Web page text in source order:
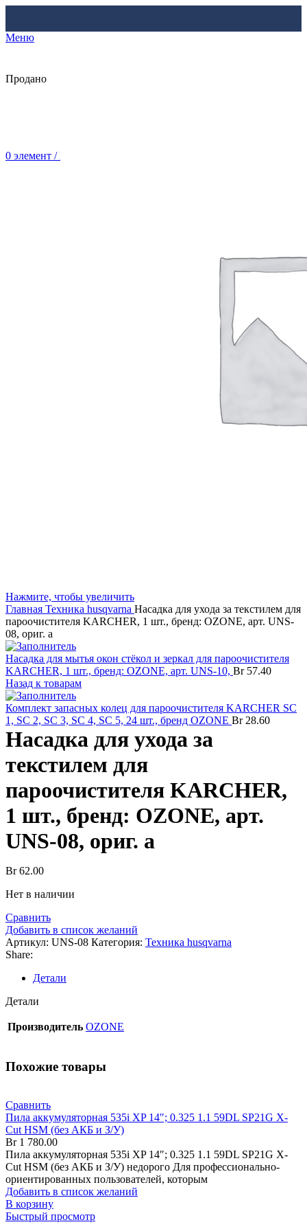
Меню
0 элемент / Br
Продано
Нажмите, чтобы увеличить
Главная Техника husqvarna Насадка для ухода за текстилем для
пароочистителя KARCHER, 1 шт., бренд: OZONE, арт. UNS-
08, ориг. а
Насадка для мытья окон стёкол и зеркал для пароочистителя
KARCHER, 1 шт., бренд: OZONE, арт. UNS-10, Br57.40
Назад к товарам
Комплект запасных колец для пароочистителя KARCHER SC
1, SC 2, SC 3, SC 4, SC 5, 24 шт., бренд OZONE Br28.60
Насадка для ухода за
текстилем для
пароочистителя KARCHER,
1 шт., бренд: OZONE, арт.
UNS-08, ориг. а
Br62.00
Нет в наличии
Сравнить
Добавить в список желаний
Артикул: UNS-08 Категория: Техника husqvarna
Share:
Детали
Детали
Производитель OZONE
Похожие товары
Сравнить
Пила аккумуляторная 535i XP 14″; 0.325 1.1 59DL SP21G X-
Cut HSM (без АКБ и З/У)
Br1 780.00
Пила аккумуляторная 535i XP 14″; 0.325 1.1 59DL SP21G X-
Cut HSM (без АКБ и З/У) недорого Для профессионально-
ориентированных пользователей, которым
Добавить в список желаний
В корзину
Быстрый просмотр